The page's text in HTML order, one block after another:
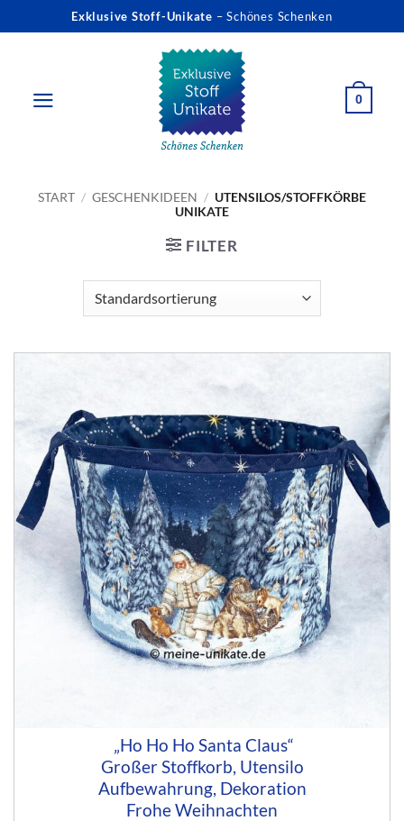
Inhalt
Exklusive Stoff-Unikate – Schönes Schenken
0
START / GESCHENKIDEEN / UTENSILOS/STOFFKÖRBE
UNIKATE
FILTER
„Ho Ho Ho Santa Claus“
Großer Stoffkorb, Utensilo
Aufbewahrung, Dekoration
Frohe Weihnachten